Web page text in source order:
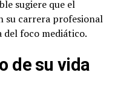
sugiere que el
su carrera profesional
del foco mediático.
de su vida